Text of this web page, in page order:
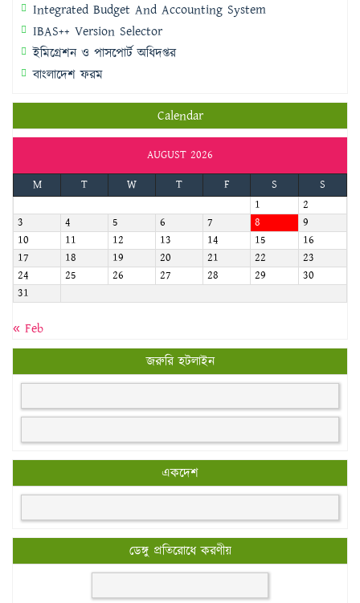
Integrated Budget And Accounting System
IBAS++ Version Selector
ইমিগ্রেশন ও পাসপোর্ট অধিদপ্তর
বাংলাদেশ ফরম
Calendar
AUGUST 2026
M
T W T F S
S
1
2
3
4 5 6 7 8
9
10
11 12 13 14 15
16
17
18 19 20 21 22
23
24
25 26 27 28 29
30
31
« Feb
জরুরি হটলাইন
একদেশ
ডেঙ্গু প্রতিরোধে করণীয়